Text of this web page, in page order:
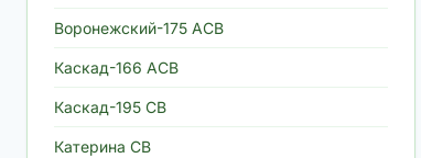
Воронежский-175 АСВ
Каскад-166 АСВ
Каскад-195 СВ
Катерина СВ